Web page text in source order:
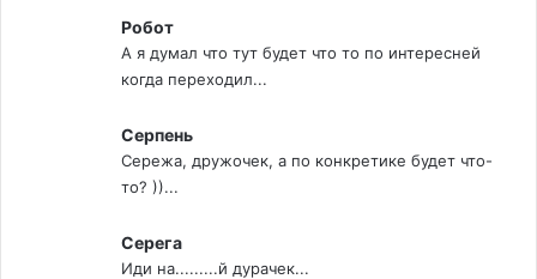
Робот
А я думал что тут будет что то по интересней
когда переходил...
Серпень
Сережа, дружочек, а по конкретике будет что-
то? ))...
Серега
Иди на.........й дурачек...